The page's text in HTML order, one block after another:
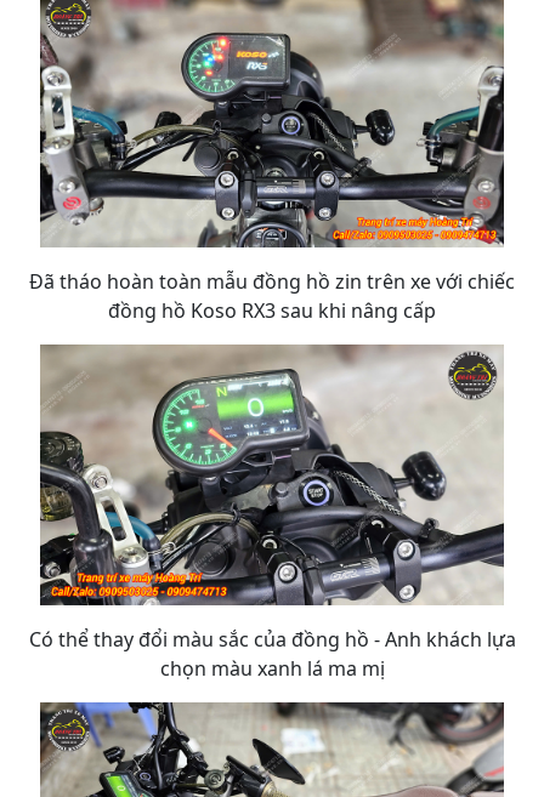
Đã tháo hoàn toàn mẫu đồng hồ zin trên xe với chiếc
đồng hồ Koso RX3 sau khi nâng cấp
Có thể thay đổi màu sắc của đồng hồ - Anh khách lựa
chọn màu xanh lá ma mị